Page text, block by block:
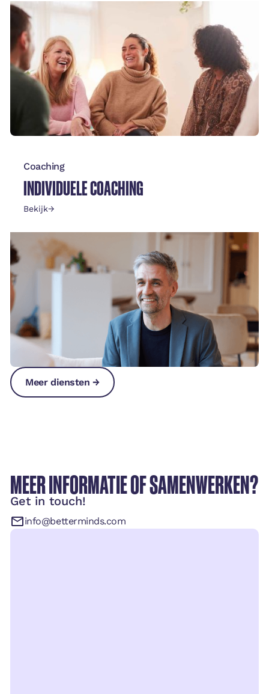
Coaching
INDIVIDUELE COACHING
Bekijk→
Meer diensten →
MEER INFORMATIE OF SAMENWERKEN?
Get in touch!
info@betterminds.com